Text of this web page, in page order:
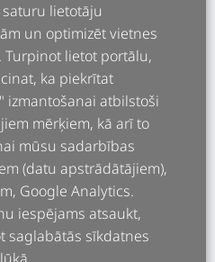
СЕБЕ
РАБОТЫ
ОТЗЫВЫ
пока нет постов
lietotāju
un optimizēt vietnes
Turpinot lietot portālu,
ka piekrītat
izmantošanai atbilstoši
mērķiem, kā arī to
mūsu sadarbības
(datu apstrādātājiem),
Google Analytics.
iespējams atsaukt,
saglabātās sīkdatnes